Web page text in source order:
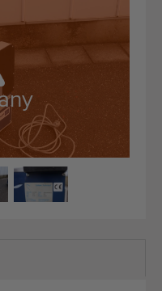
dobrej jakości